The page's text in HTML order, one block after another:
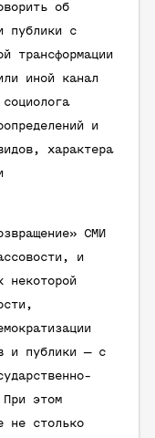
об
публики с
трансформации
иной канал
и
характера
СМИ
и
некоторой
и публики — с
При этом
не столько